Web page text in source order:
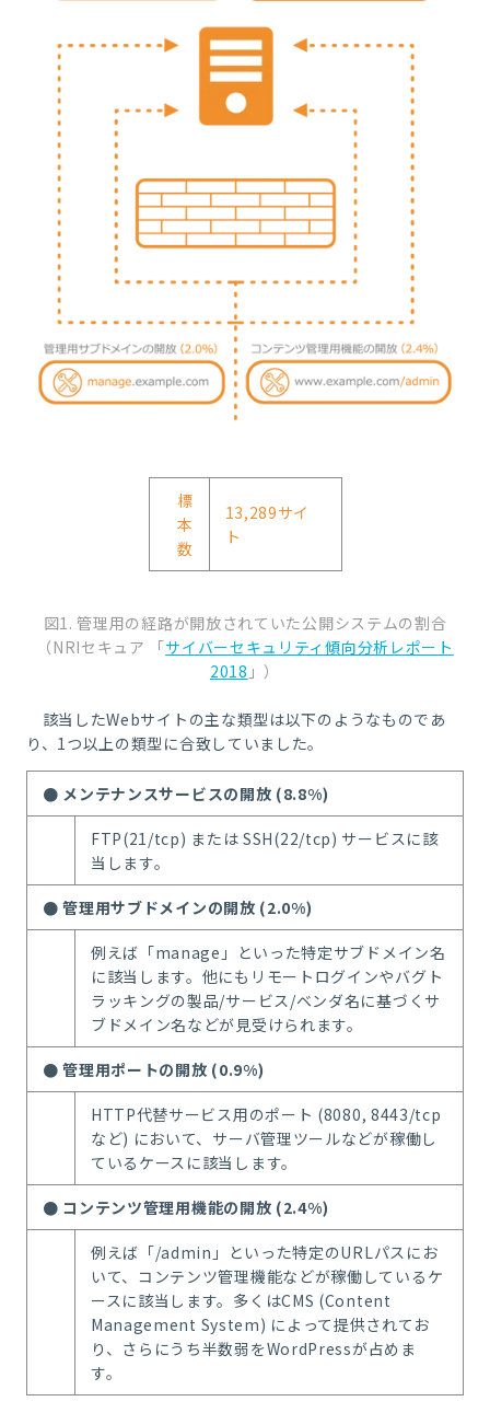
標
本
数
13,289サイ
ト
図1. 管理用の経路が開放されていた公開システムの割合
（NRIセキュア 「サイバーセキュリティ傾向分析レポート
2018 」）
該当したWebサイトの主な類型は以下のようなものであ
り、1つ以上の類型に合致していました。
● メンテナンスサービスの開放 (8.8%)
FTP(21/tcp) または SSH(22/tcp) サービスに該
当します。
● 管理用サブドメインの開放 (2.0%)
例えば「manage」といった特定サブドメイン名
に該当します。他にもリモートログインやバグト
ラッキングの製品/サービス/ベンダ名に基づくサ
ブドメイン名などが見受けられます。
● 管理用ポートの開放 (0.9%)
HTTP代替サービス用のポート (8080, 8443/tcp
など) において、サーバ管理ツールなどが稼働し
ているケースに該当します。
● コンテンツ管理用機能の開放 (2.4%)
例えば「/admin」といった特定のURLパスにお
いて、コンテンツ管理機能などが稼働している ケ
ースに該当します。多くはCMS (Content
Management System) によって提供されてお
り、さ らにうち半数弱をWordPressが占めま
す。